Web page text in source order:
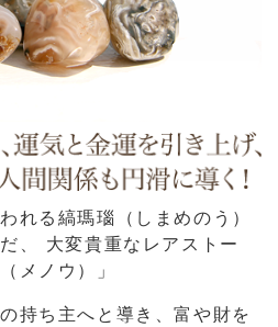
れる縞瑪瑙（しまめのう）
、
大変貴重なレアストー
メノウ）」
持ち主へと導き、富や財を